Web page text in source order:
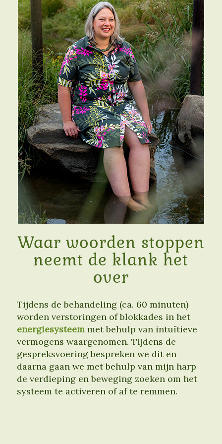
Waar woorden stoppen
neemt de klank het
over
Tijdens de behandeling (ca. 60 minuten)
worden verstoringen of blokkades in het
energiesysteemmet behulp van intuïtieve
vermogens waargenomen. Tijdens de
gespreksvoering bespreken we dit en
daarna gaan we met behulp van mijn harp
de verdieping en beweging zoeken om het
systeem te activeren of af te remmen.